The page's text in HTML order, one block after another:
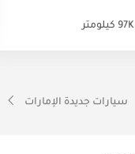
97K كيلومتر
سيارات جديدة الإمارات